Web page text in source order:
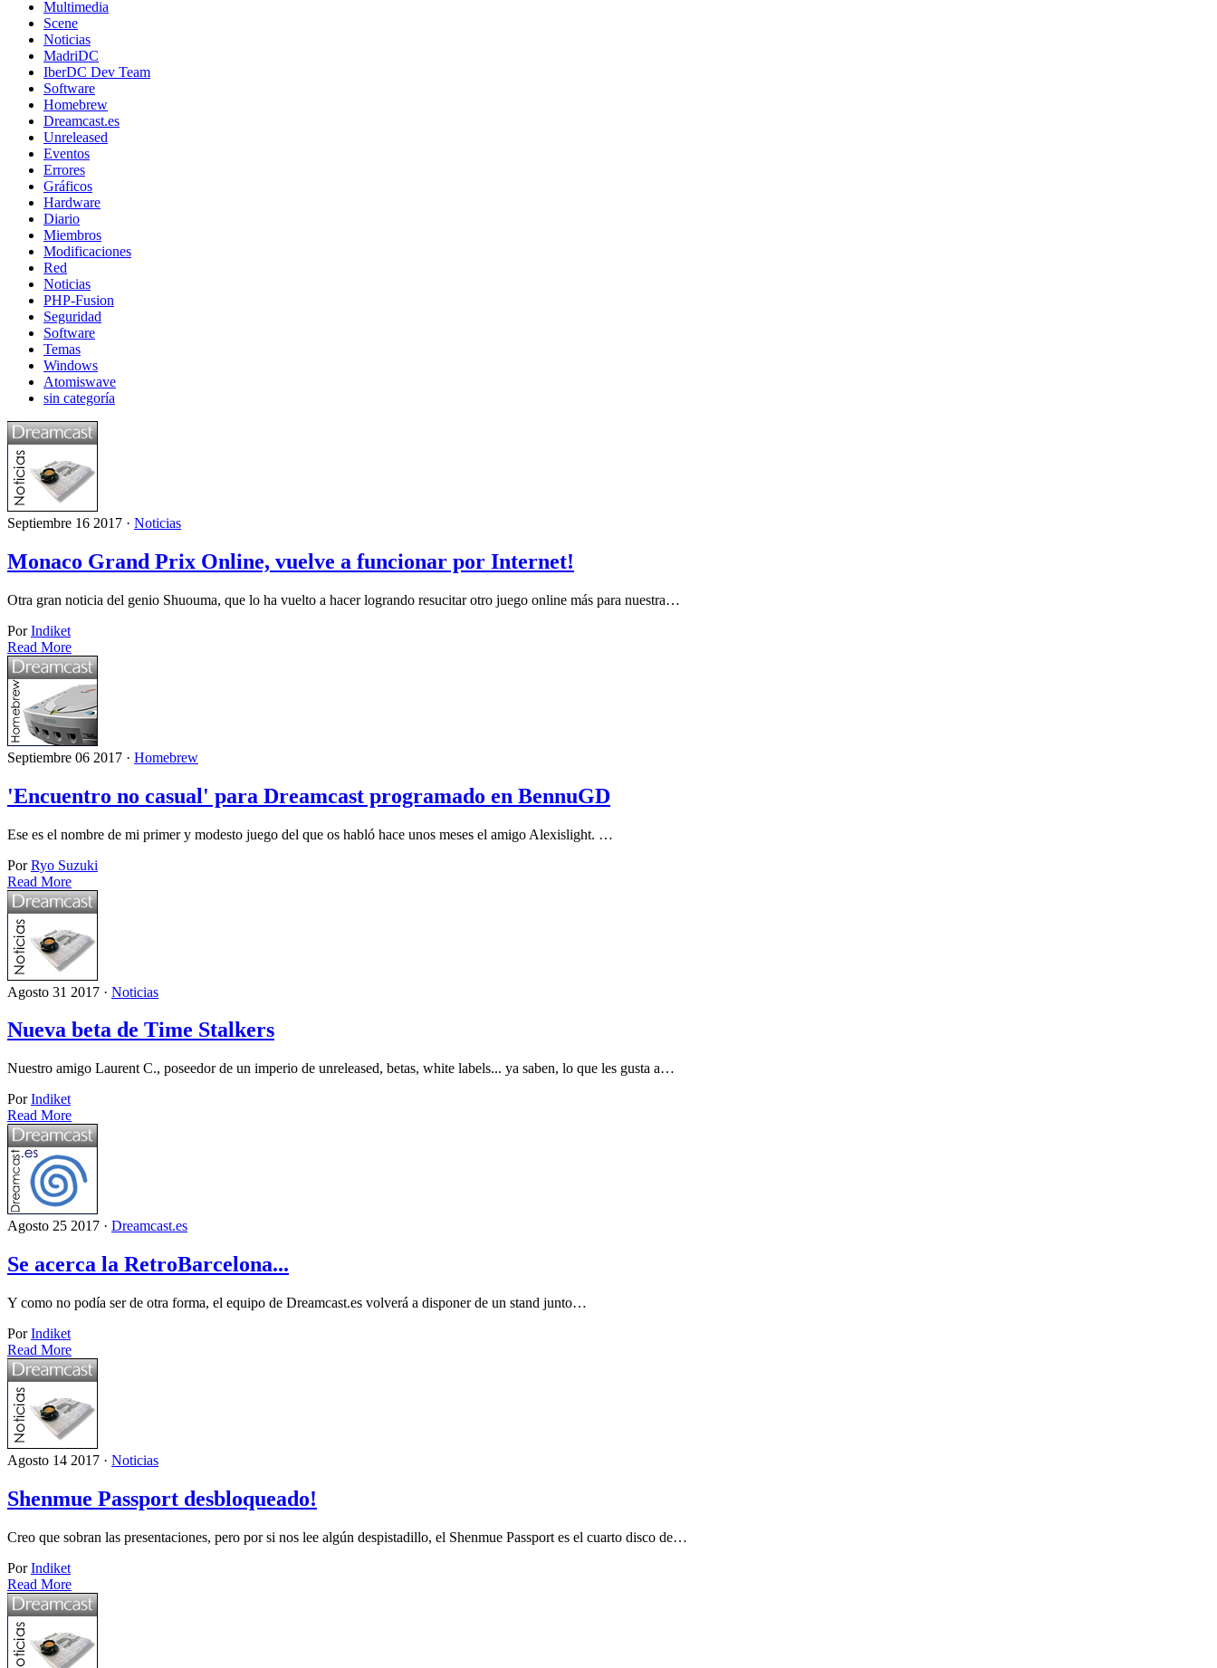
Multimedia
Scene
Noticias
MadriDC
IberDC Dev Team
Software
Homebrew
Dreamcast.es
Unreleased
Eventos
Errores
Gráficos
Hardware
Diario
Miembros
Modificaciones
Red
Noticias
PHP-Fusion
Seguridad
Software
Temas
Windows
Atomiswave
sin categoría
Septiembre 16 2017 · Noticias
Monaco Grand Prix Online, vuelve a funcionar por Internet!
Otra gran noticia del genio Shuouma, que lo ha vuelto a hacer logrando resucitar otro juego online más para nuestra…
PorIndiket
Read More
Septiembre 06 2017 · Homebrew
'Encuentro no casual' para Dreamcast programado en BennuGD
Ese es el nombre de mi primer y modesto juego del que os habló hace unos meses el amigo Alexislight. …
PorRyo Suzuki
Read More
Agosto 31 2017 · Noticias
Nueva beta de Time Stalkers
Nuestro amigo Laurent C., poseedor de un imperio de unreleased, betas, white labels... ya saben, lo que les gusta a…
PorIndiket
Read More
Agosto 25 2017 · Dreamcast.es
Se acerca la RetroBarcelona...
Y como no podía ser de otra forma, el equipo de Dreamcast.es volverá a disponer de un stand junto…
PorIndiket
Read More
Agosto 14 2017 · Noticias
Shenmue Passport desbloqueado!
Creo que sobran las presentaciones, pero por si nos lee algún despistadillo, el Shenmue Passport es el cuarto disco de…
PorIndiket
Read More